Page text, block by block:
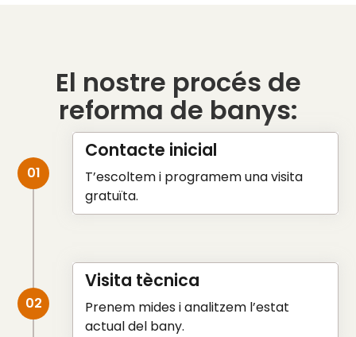
El nostre procés de
reforma de banys:
Contacte inicial
T’escoltem i programem una visita
gratuïta.
01
Visita tècnica
Prenem mides i analitzem l’estat
actual del bany.
02